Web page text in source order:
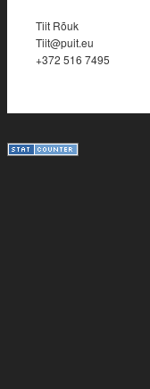
Tiit Rõuk
Tiit@puit.eu
+372 516 7495